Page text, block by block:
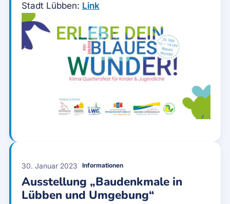
Stadt Lübben: Link
30. Januar 2023 Informationen
Ausstellung „Baudenkmale in
Lübben und Umgebung“